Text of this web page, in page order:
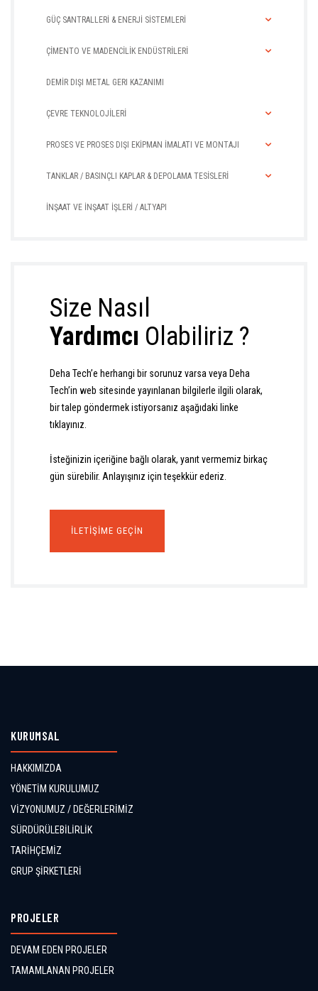
GÜÇ SANTRALLERİ & ENERJİ SİSTEMLERİ
ÇİMENTO VE MADENCİLİK ENDÜSTRİLERİ
DEMİR DIŞI METAL GERI KAZANIMI
ÇEVRE TEKNOLOJİLERİ
PROSES VE PROSES DIŞI EKİPMAN İMALATI VE MONTAJI
TANKLAR / BASINÇLI KAPLAR & DEPOLAMA TESİSLERİ
İNŞAAT VE İNŞAAT İŞLERİ / ALTYAPI
Size Nasıl
Yardımcı Olabiliriz ?
Deha Tech’e herhangi bir sorunuz varsa veya Deha
Tech’in web sitesinde yayınlanan bilgilerle ilgili olarak,
bir talep göndermek istiyorsanız aşağıdaki linke
tıklayınız.
İsteğinizin içeriğine bağlı olarak, yanıt vermemiz birkaç
gün sürebilir. Anlayışınız için teşekkür ederiz.
İLETIŞIME GEÇIN
KURUMSAL
HAKKIMIZDA
YÖNETİM KURULUMUZ
VİZYONUMUZ / DEĞERLERİMİZ
SÜRDÜRÜLEBİLİRLİK
TARİHÇEMİZ
GRUP ŞİRKETLERİ
PROJELER
DEVAM EDEN PROJELER
TAMAMLANAN PROJELER